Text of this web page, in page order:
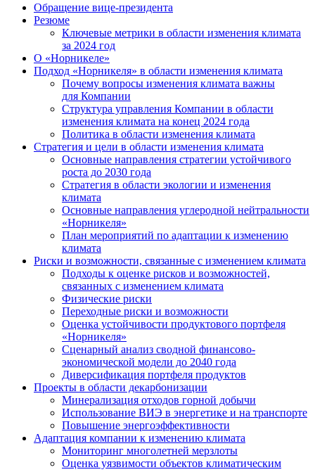
Обращение вице-президента
Резюме
Ключевые метрики в области изменения климата
за 2024 год
О «Норникеле»
Подход «Норникеля» в области изменения климата
Почему вопросы изменения климата важны
для Компании
Структура управления Компании в области
изменения климата на конец 2024 года
Политика в области изменения климата
Стратегия и цели в области изменения климата
Основные направления стратегии устойчивого
роста до 2030 года
Стратегия в области экологии и изменения
климата
Основные направления углеродной нейтральности
«Норникеля»
План мероприятий по адаптации к изменению
климата
Риски и возможности, связанные с изменением климата
Подходы к оценке рисков и возможностей,
связанных с изменением климата
Физические риски
Переходные риски и возможности
Оценка устойчивости продуктового портфеля
«Норникеля»
Сценарный анализ сводной финансово-
экономической модели до 2040 года
Диверсификация портфеля продуктов
Проекты в области декарбонизации
Минерализация отходов горной добычи
Использование ВИЭ в энергетике и на транспорте
Повышение энергоэффективности
Адаптация компании к изменению климата
Мониторинг многолетней мерзлоты
Оценка уязвимости объектов климатическим